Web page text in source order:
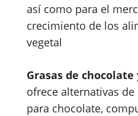
así como para el
crecimiento de los
vegetal
Grasas de
ofrece alternativas
para chocolate,